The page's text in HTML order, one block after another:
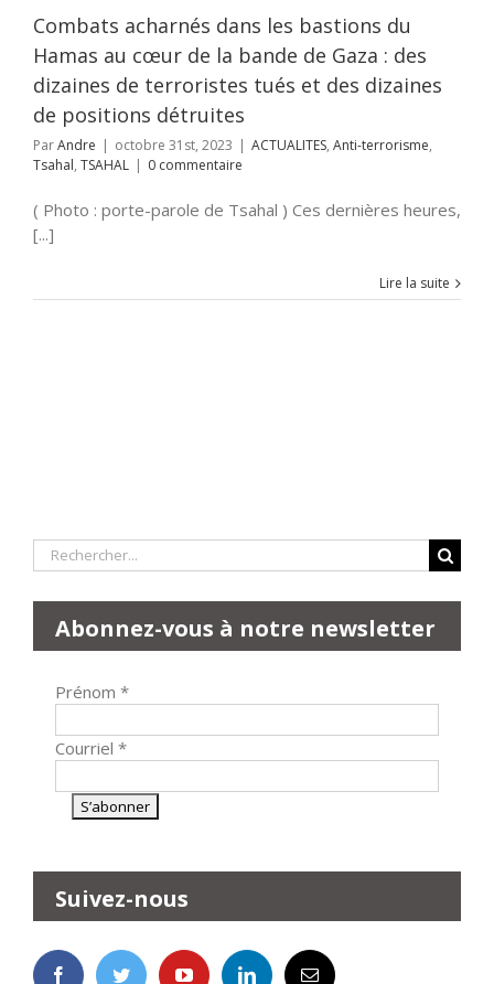
Tsahal TSAHAL
Combats acharnés dans les bastions du
Hamas au cœur de la bande de Gaza : des
dizaines de terroristes tués et des dizaines
de positions détruites
ParAndre | octobre 31st, 2023 | ACTUALITES, Anti-terrorisme,
Tsahal, TSAHAL | 0 commentaire
( Photo : porte-parole de Tsahal ) Ces dernières heures,
[...]
Lire la suite
Rechercher:
Abonnez-vous à notre newsletter
Prénom *
Courriel *
Suivez-nous